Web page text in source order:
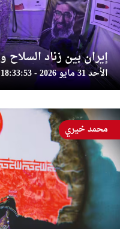
إيران بين زناد
الأحد 31 مايو 2026 - 18:33:53
محمد خيري